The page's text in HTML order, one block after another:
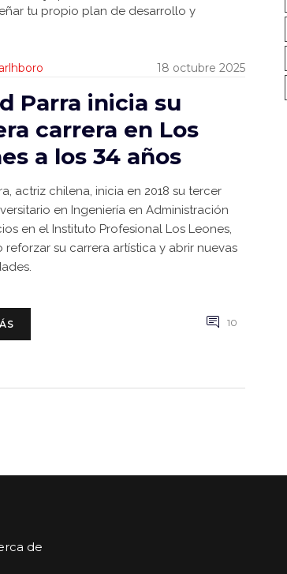
tu propio plan de desarrollo y
18 octubre 2025
Parra inicia su
carrera en Los
a los 34 años
actriz chilena, inicia en 2018 su tercer
en Ingeniería en Administración
en el Instituto Profesional Los Leones,
reforzar su carrera artística y abrir nuevas
10
de